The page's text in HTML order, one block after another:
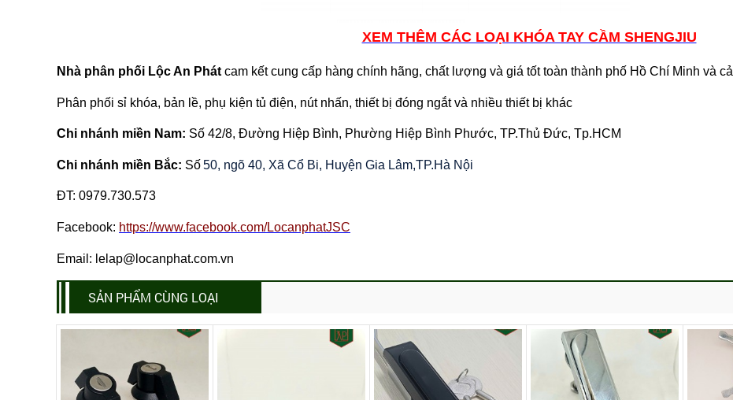
XEM THÊM CÁC LOẠI KHÓA TAY CẦM SHENGJIU
Nhà phân phối Lộc An Phát cam kết cung cấp hàng chính hãng, chất lượng và giá tốt toàn thành phố Hồ Chí Minh và
Phân phối sỉ khóa, bản lề, phụ kiện tủ điện, nút nhấn, thiết bị đóng ngắt và nhiều thiết bị khác
Chi nhánh miền Nam: Số 42/8, Đường Hiệp Bình, Phường Hiệp Bình Phước, TP.Thủ Đức, Tp.HCM
Chi nhánh miền Bắc: Số50, ngõ 40, Xã Cổ Bi, Huyện Gia Lâm,TP.Hà Nội
ĐT: 0979.730.573
Facebook: https://www.facebook.com/LocanphatJSC
Email: lelap@locanphat.com.vn
SẢN PHẨM CÙNG LOẠI